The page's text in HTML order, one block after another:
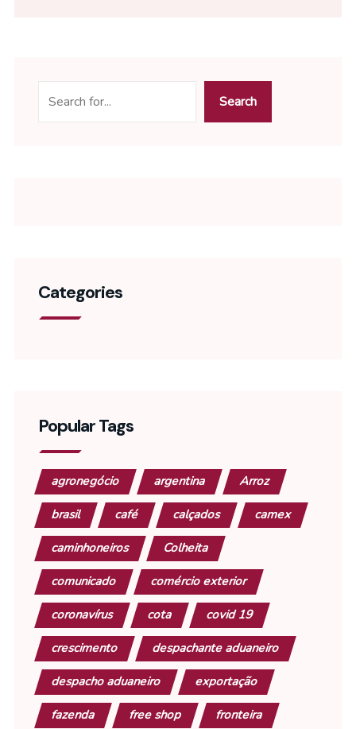
Search
Categories
Popular Tags
agronegócio argentina Arroz
brasil café calçados camex
caminhoneiros Colheita
comunicado comércio exterior
coronavírus cota covid 19
crescimento despachante aduaneiro
despacho aduaneiro exportação
fazenda free shop fronteira